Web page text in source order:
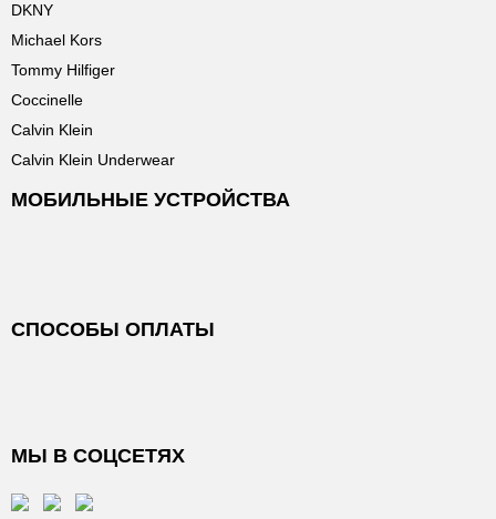
DKNY
Michael Kors
Tommy Hilfiger
Coccinelle
Calvin Klein
Calvin Klein Underwear
МОБИЛЬНЫЕ УСТРОЙСТВА
СПОСОБЫ ОПЛАТЫ
МЫ В СОЦСЕТЯХ